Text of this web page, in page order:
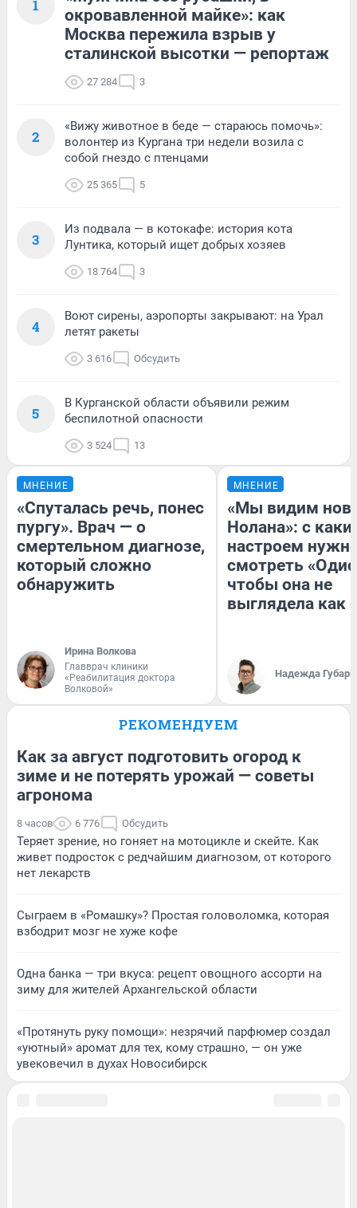
1
окровавленной майке»: как
Москва пережила взрыв у
сталинской высотки — репортаж
27 284 3
2
«Вижу животное в беде — стараюсь помочь»:
волонтер из Кургана три недели возила с
собой гнездо с птенцами
25 365 5
3
Из подвала — в котокафе: история кота
Лунтика, который ищет добрых хозяев
18 764 3
4
Воют сирены, аэропорты закрывают: на Урал
летят ракеты
3 616 Обсудить
5
В Курганской области объявили режим
беспилотной опасности
3 524 13
МНЕНИЕ
«Спуталась речь, понес
пургу». Врач — о
смертельном диагнозе,
который сложно
обнаружить
Ирина Волкова
Главврач клиники
«Реабилитация доктора
Волковой»
МНЕНИЕ
«Мы видим
Нолана»: с
настроем
смотреть
чтобы она не
выглядела как
Надежда Губарь
РЕКОМЕНДУЕМ
Как за август подготовить огород к
зиме и не потерять урожай — советы
агронома
8 часов 6 776 Обсудить
Теряет зрение, но гоняет на мотоцикле и скейте. Как
живет подросток с редчайшим диагнозом, от которого
нет лекарств
Сыграем в «Ромашку»? Простая головоломка, которая
взбодрит мозг не хуже кофе
Одна банка — три вкуса: рецепт овощного ассорти на
зиму для жителей Архангельской области
«Протянуть руку помощи»: незрячий парфюмер создал
«уютный» аромат для тех, кому страшно, — он уже
увековечил в духах Новосибирск